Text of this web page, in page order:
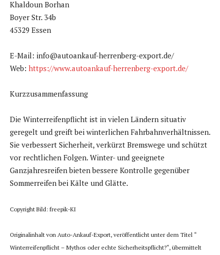
Khaldoun Borhan
Boyer Str. 34b
45329 Essen
E-Mail: info@autoankauf-herrenberg-export.de/
Web: https://www.autoankauf-herrenberg-export.de/
Kurzzusammenfassung
Die Winterreifenpflicht ist in vielen Ländern situativ
geregelt und greift bei winterlichen Fahrbahnverhältnissen.
Sie verbessert Sicherheit, verkürzt Bremswege und schützt
vor rechtlichen Folgen. Winter- und geeignete
Ganzjahresreifen bieten bessere Kontrolle gegenüber
Sommerreifen bei Kälte und Glätte.
Copyright Bild: freepik-KI
Originalinhalt von Auto-Ankauf-Export, veröffentlicht unter dem Titel “
Winterreifenpflicht – Mythos oder echte Sicherheitspflicht?“, übermittelt